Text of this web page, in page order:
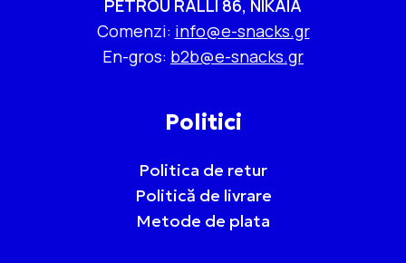
PETROU RALLI 86, NIKAIA
Comenzi: info@e-snacks.gr
En-gros: b2b@e-snacks.gr
Politici
Politica de retur
Politică de livrare
Metode de plata